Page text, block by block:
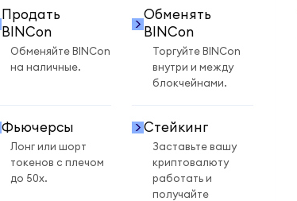
Продать
BINCon
Обменяйте BINCon
на наличные.
Обменять
BINCon
Торгуйте BINCon
внутри и между
блокчейнами.
Фьючерсы
Лонг или шорт
токенов с плечом
до 50x.
Стейкинг
Заставьте вашу
криптовалюту
работать и
получайте